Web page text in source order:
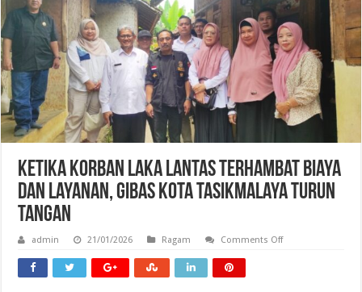
Ketika Korban Laka Lantas Terhambat Biaya
dan Layanan, GIBAS Kota Tasikmalaya Turun
Tangan
admin 21/01/2026 Ragam Comments Offon